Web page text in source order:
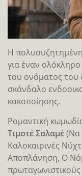
Η πολυσυζητημένη
για έναν
του ονόματος του
σκάνδαλο
κακοποίησης.
Ρομαντική
Τιμοτέ Σαλαμέ(Να
Καλοκαιρινές
Αποπλάνηση, Ο